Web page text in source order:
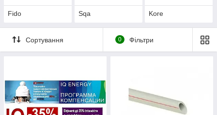
Fido Sqa Kore
Сортування 0 Фільтри